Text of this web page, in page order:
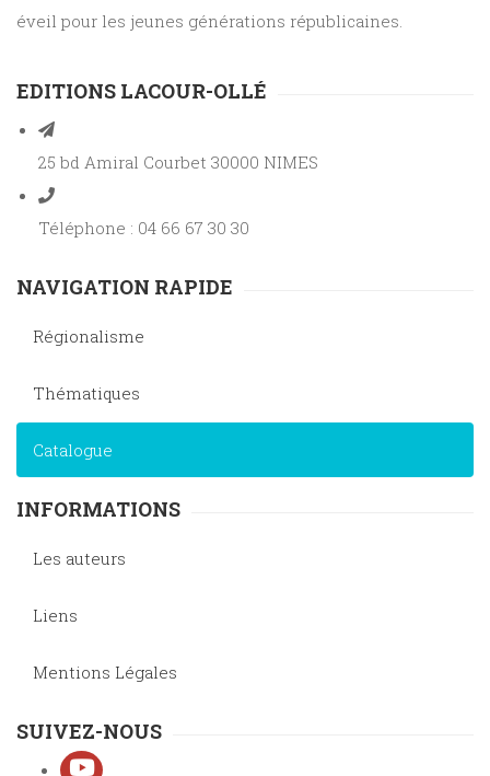
éveil pour les jeunes générations républicaines.
EDITIONS LACOUR-OLLÉ
25 bd Amiral Courbet 30000 NIMES
Téléphone : 04 66 67 30 30
NAVIGATION RAPIDE
Régionalisme
Thématiques
Catalogue
INFORMATIONS
Les auteurs
Liens
Mentions Légales
SUIVEZ-NOUS